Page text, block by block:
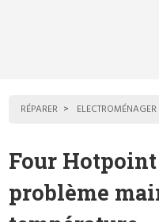
RÉPARER ELECTROMÉNAGER
Four
problème